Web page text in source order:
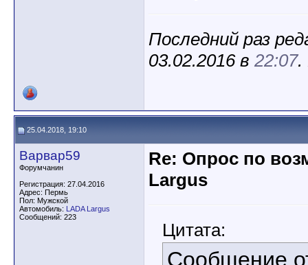
Последний раз
03.02.2016 в 22:07.
25.04.2018, 19:10
Варвар59
Форумчанин
Регистрация: 27.04.2016
Адрес: Пермь
Пол: Мужской
Автомобиль: LADA Largus
Сообщений: 223
Re: Опрос по
Largus
Цитата:
Сообщение